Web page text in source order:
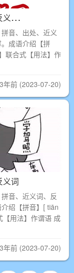
不
折不扣的意思是什么_解释_拼音_近反义词_出处
音、出处、近义
成语介绍【拼
联合式【用法】作
3年前 (2023-07-20)
义词
音、近义词、反
绍【拼音】[ tiān
用法】作谓语 成
3年前 (2023-07-20)